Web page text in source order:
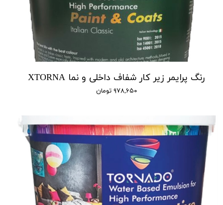
رنگ پرایمر زیر کار شفاف داخلی و نما XTORNA
۹۷۸,۶۵۰ تومان